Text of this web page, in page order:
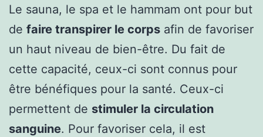
Le sauna, le spa et le hammam ont pour but
de faire transpirer le corps afin de favoriser
un haut niveau de bien-être. Du fait de
cette capacité, ceux-ci sont connus pour
être bénéfiques pour la santé. Ceux-ci
permettent de stimuler la circulation
sanguine. Pour favoriser cela, il est